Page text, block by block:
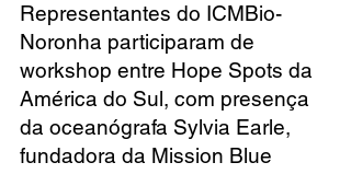
Representantes do ICMBio-
Noronha participaram de
workshop entre Hope Spots da
América do Sul, com presença
da oceanógrafa Sylvia Earle,
fundadora da Mission Blue